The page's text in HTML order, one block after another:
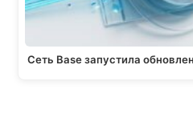
Сеть Base запустила